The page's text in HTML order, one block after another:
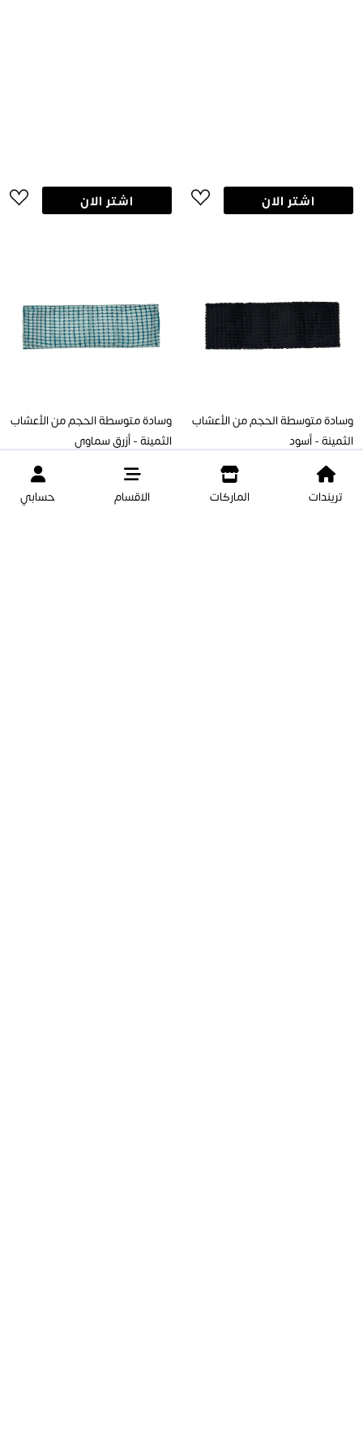
تريندات الماركات الاقسام حسابي
اشتر الان اشتر الان
وسادة متوسطة الحجم من الأعشاب
الثمينة - أسود
وسادة متوسطة الحجم من الأعشاب
الثمينة - أزرق سماوي